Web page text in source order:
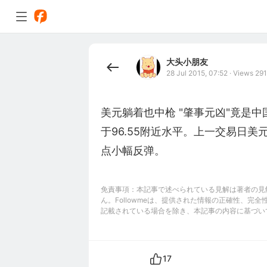
大头小朋友
28 Jul 2015, 07:52 · Views 291
美元躺着也中枪 "肇事元凶"竟是
于96.55附近水平。上一交易日美
点小幅反弹。
免責事項：本記事で述べられている見解は著者の
ん。Followmeは、提供された情報の正確性、完全
記載されている場合を除き、本記事の内容に基づ
17